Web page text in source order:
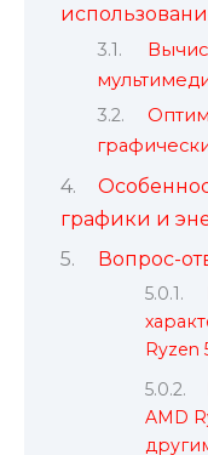
графики и
Вопрос-
Ryzen
AMD